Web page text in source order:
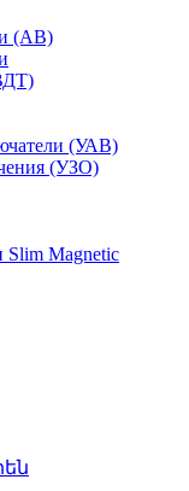
(АВ)
(УАВ)
(УЗО)
Slim Magnetic